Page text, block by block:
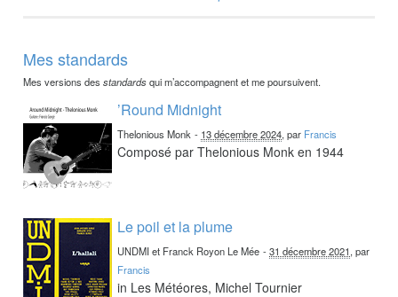
Mes standards
Mes versions desstandardsqui m’accompagnent et me poursuivent.
’Round Midnight
Thelonious Monk - 13 décembre 2024, par Francis
Composé par Thelonious Monk en 1944
Le poil et la plume
UNDMI et Franck Royon Le Mée -31 décembre 2021, par
Francis
in Les Météores, Michel Tournier